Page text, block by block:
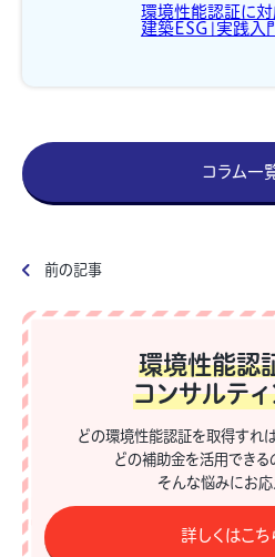
環境性能認証に対
建築ESG」実践入
コラム一
前の記事
環境性能認
コンサルテ
どの環境性能認証を取得すれ
どの補助金を活用でき
そんな悩みにお応
詳しくはこち